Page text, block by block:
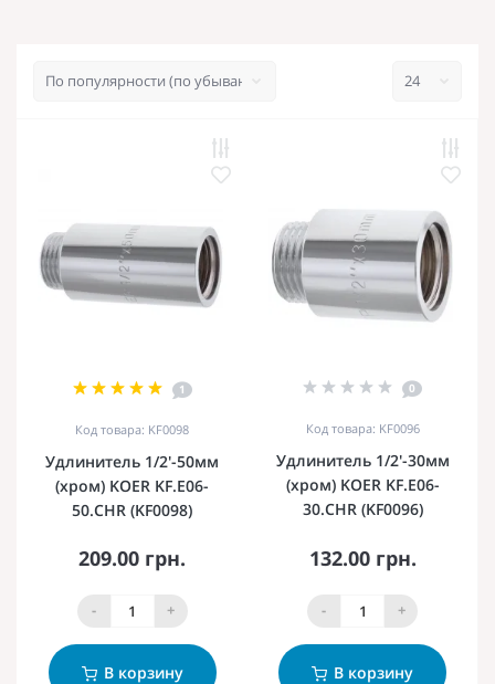
1
Код товара: KF0098
Удлинитель 1/2'-50мм
(хром) KOER KF.E06-
50.CHR (KF0098)
209.00 грн.
- +
В корзину
0
Код товара: KF0096
Удлинитель 1/2'-30мм
(хром) KOER KF.E06-
30.CHR (KF0096)
132.00 грн.
- +
В корзину